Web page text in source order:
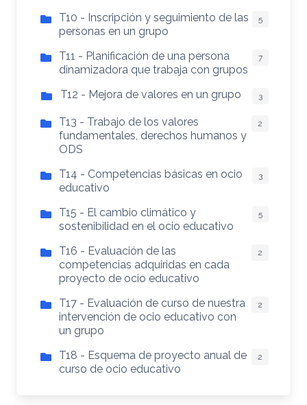
T10 - Inscripción y seguimiento de las
personas en un grupo
5
T11 - Planificación de una persona
dinamizadora que trabaja con grupos
7
T12 - Mejora de valores en un grupo 3
T13 - Trabajo de los valores
fundamentales, derechos humanos y
ODS
2
T14 - Competencias básicas en ocio
educativo
3
T15 - El cambio climático y
sostenibilidad en el ocio educativo
5
T16 - Evaluación de las
competencias adquiridas en cada
proyecto de ocio educativo
2
T17 - Evaluación de curso de nuestra
intervención de ocio educativo con
un grupo
2
T18 - Esquema de proyecto anual de
curso de ocio educativo
2